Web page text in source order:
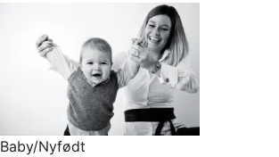
Baby/Nyfødt